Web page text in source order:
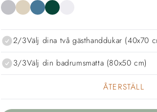
2/3Välj dina två gästhanddukar (40x70
3/3Välj din badrumsmatta (80x50 cm)
ÅTERSTÄLL